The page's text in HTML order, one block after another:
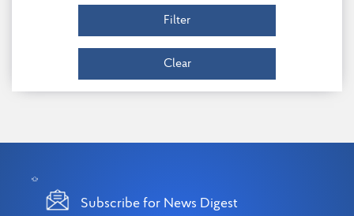
Filter
Clear
Subscribe for News Digest